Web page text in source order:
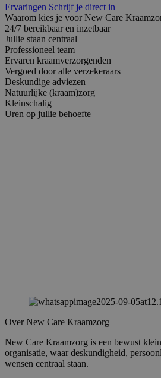
Ervaringen Schrijf je direct in
Waarom kies je voor New Care
24/7 bereikbaar en inzetbaar
Jullie staan centraal
Professioneel team
Ervaren kraamverzorgenden
Vergoed door alle verzekeraars
Deskundige adviezen
Natuurlijke (kraam)zorg
Kleinschalig
Uren op jullie behoefte
Over New Care Kraamzorg
New Care Kraamzorg is een bewust
organisatie, waar deskundigheid,
wensen centraal staan.